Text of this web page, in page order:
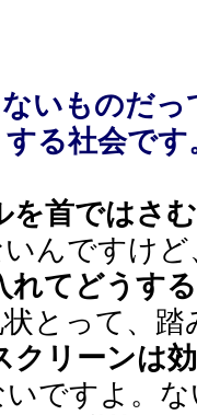
いものだ
る社会です
を首ではさ
んですけど
れてどうす
とって、踏
クリーンは
ですよ。な